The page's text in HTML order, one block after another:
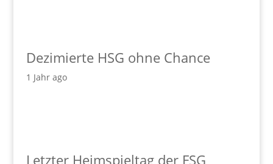
Dezimierte HSG ohne Chance
1 Jahr ago
Letzter Heimspieltag der FSG